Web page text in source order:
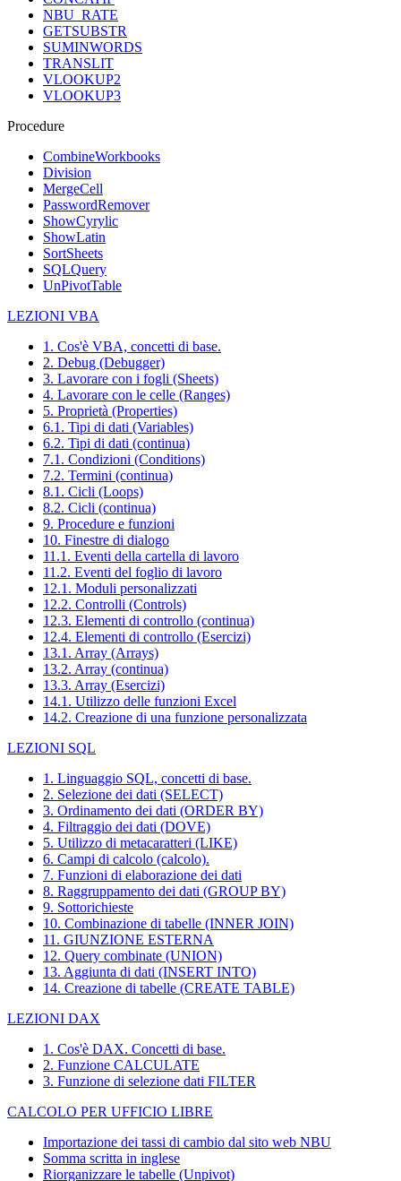
NBU_RATE
GETSUBSTR
SUMINWORDS
TRANSLIT
VLOOKUP2
VLOOKUP3
Procedure
CombineWorkbooks
Division
MergeCell
PasswordRemover
ShowCyrylic
ShowLatin
SortSheets
SQLQuery
UnPivotTable
LEZIONI VBA
1. Cos'è VBA, concetti di base.
2. Debug (Debugger)
3. Lavorare con i fogli (Sheets)
4. Lavorare con le celle (Ranges)
5. Proprietà (Properties)
6.1. Tipi di dati (Variables)
6.2. Tipi di dati (continua)
7.1. Condizioni (Conditions)
7.2. Termini (continua)
8.1. Cicli (Loops)
8.2. Cicli (continua)
9. Procedure e funzioni
10. Finestre di dialogo
11.1. Eventi della cartella di lavoro
11.2. Eventi del foglio di lavoro
12.1. Moduli personalizzati
12.2. Controlli (Controls)
12.3. Elementi di controllo (continua)
12.4. Elementi di controllo (Esercizi)
13.1. Array (Arrays)
13.2. Array (continua)
13.3. Array (Esercizi)
14.1. Utilizzo delle funzioni Excel
14.2. Creazione di una funzione personalizzata
LEZIONI SQL
1. Linguaggio SQL, concetti di base.
2. Selezione dei dati (SELECT)
3. Ordinamento dei dati (ORDER BY)
4. Filtraggio dei dati (DOVE)
5. Utilizzo di metacaratteri (LIKE)
6. Campi di calcolo (calcolo).
7. Funzioni di elaborazione dei dati
8. Raggruppamento dei dati (GROUP BY)
9. Sottorichieste
10. Combinazione di tabelle (INNER JOIN)
11. GIUNZIONE ESTERNA
12. Query combinate (UNION)
13. Aggiunta di dati (INSERT INTO)
14. Creazione di tabelle (CREATE TABLE)
LEZIONI DAX
1. Cos'è DAX. Concetti di base.
2. Funzione CALCULATE
3. Funzione di selezione dati FILTER
CALCOLO PER UFFICIO LIBRE
Importazione dei tassi di cambio dal sito web NBU
Somma scritta in inglese
Riorganizzare le tabelle (Unpivot)